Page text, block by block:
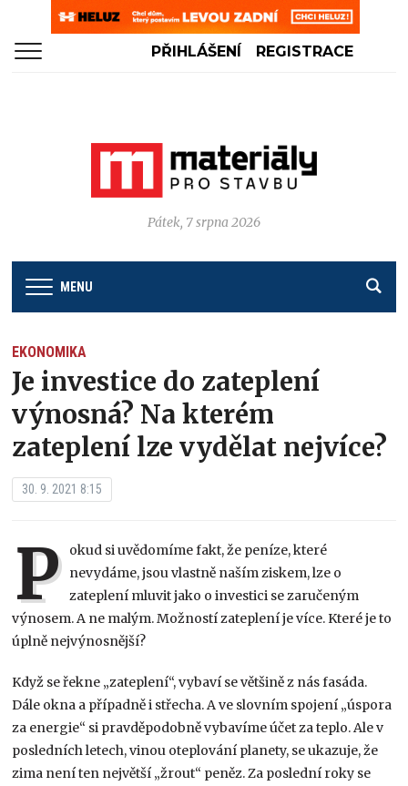
PŘIHLÁŠENÍ REGISTRACE
Pátek, 7 srpna 2026
MENU
EKONOMIKA
Je investice do zateplení
výnosná? Na kterém
zateplení lze vydělat nejvíce?
30. 9. 2021 8:15
P okud si uvědomíme fakt, že peníze, které
nevydáme, jsou vlastně naším ziskem, lze o
zateplení mluvit jako o investici se zaručeným
výnosem. A ne malým. Možností zateplení je více. Které je to
úplně nejvýnosnější?
Když se řekne „zateplení“, vybaví se většině z nás fasáda.
Dále okna a případně i střecha. A ve slovním spojení „úspora
za energie“ si pravděpodobně vybavíme účet za teplo. Ale v
posledních letech, vinou oteplování planety, se ukazuje, že
zima není ten největší „žrout“ peněz. Za poslední roky se